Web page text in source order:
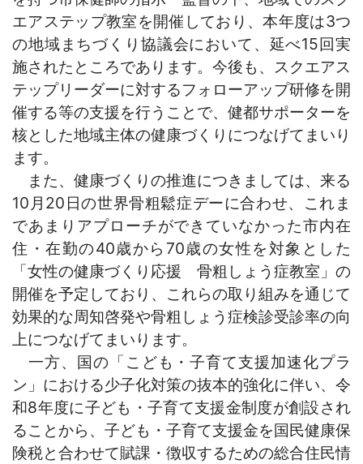
エアステップ教室を開催しており、本年度は3つ
の地域まちづくり協議会において、延べ15回実
施されたところであります。今後も、スクエアス
テップリーダーに対するフォローアップ研修を開
催する等の支援を行うことで、健都サポーターを
核とした地域主体の健康づくりにつなげてまいり
ます。
また、健康づくりの推進につきましては、来る
10月20日の世界骨粗鬆症デーに合わせ、これま
であまりアプローチができていなかった市内在
住・在勤の40歳から70歳の女性を対象とした
「女性の健康づくり応援 骨粗しょう症教室」の
開催を予定しており、これらの取り組みを通じて
効果的な周知啓発や骨粗しょう症検診受診率の向
上につなげてまいります。
一方、国の「こども・子育て支援加速化プラ
ン」における少子化対策の抜本的強化に伴い、令
和8年度に子ども・子育て支援金制度が創設され
ることから、子ども・子育て支援金を国民健康保
険税と合わせて賦課・徴収するための総合住民情